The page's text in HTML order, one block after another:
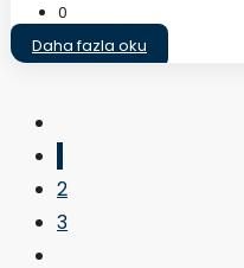
0
Daha fazla oku
2
3